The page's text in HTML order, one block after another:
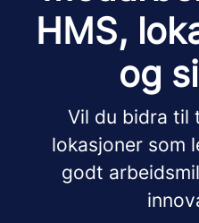
HMS,
og
Vil du bidra til
lokasjoner som
godt